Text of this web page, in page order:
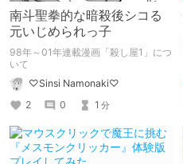
南斗聖拳的な暗殺後シコる
元いじめられっ子
98年～01年連載漫画「殺し屋1」につ
いて
♡Sinsi Namonaki♡
2
0 1 分